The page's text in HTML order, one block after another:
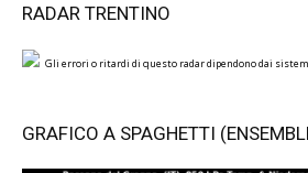
RADAR TRENTINO
Gli errori o ritardi di questo radar dipendono dai
GRAFICO A SPAGHETTI